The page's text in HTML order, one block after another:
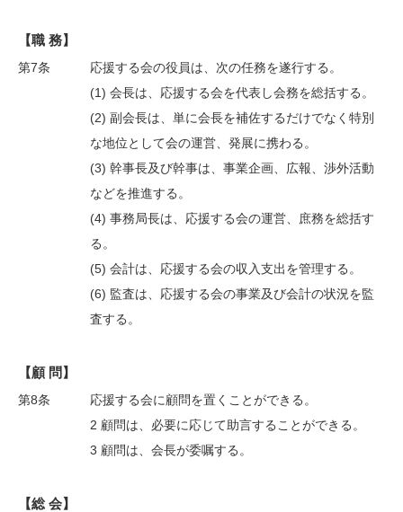
【職 務】
第7条
応援する会の役員は、次の任務を遂行する。
(1) 会長は、応援する会を代表し会務を総括する。
(2) 副会長は、単に会長を補佐するだけでなく特別
な地位として会の運営、発展に携わる。
(3) 幹事長及び幹事は、事業企画、広報、渉外活動
などを推進する。
(4) 事務局長は、応援する会の運営、庶務を総括す
る。
(5) 会計は、応援する会の収入支出を管理する。
(6) 監査は、応援する会の事業及び会計の状況を監
査する。
【顧 問】
第8条
応援する会に顧問を置くことができる。
2 顧問は、必要に応じて助言することができる。
3 顧問は、会長が委嘱する。
【総 会】